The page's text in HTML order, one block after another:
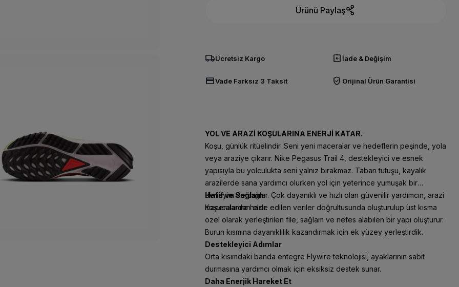
Ürünü Paylaş
local_shippingÜcretsiz Kargo assignment_return İade & Değişim
credit_cardVade Farksız 3 Taksit verified_user Orijinal Ürün Garantisi
YOL VE ARAZİ KOŞULARINA ENERJİ KATAR.
Koşu, günlük ritüelindir. Seni yeni maceralar ve hedeflerin peşinde, yola
veya araziye çıkarır. Nike Pegasus Trail 4, destekleyici ve esnek
yapısıyla bu yolculukta seni yalnız bırakmaz. Taban tutuşu, kayalık
arazilerde sana yardımcı olurken yol için yeterince yumuşak bir
deneyim de sağlar. Çok dayanıklı ve hızlı olan güvenilir yardımcın, arazi
maceralarına hazır.
Hafif ve Sağlam
Koşuculardan elde edilen veriler doğrultusunda oluşturulup üst kısma
özel olarak yerleştirilen file, sağlam ve nefes alabilen bir yapı oluşturur.
Burun kısmına dayanıklılık kazandırmak için ek yüzey yerleştirdik.
Destekleyici Adımlar
Orta kısımdaki banda entegre Flywire teknolojisi, ayaklarının sabit
durmasına yardımcı olmak için eksiksiz destek sunar.
Daha Enerjik Hareket Et